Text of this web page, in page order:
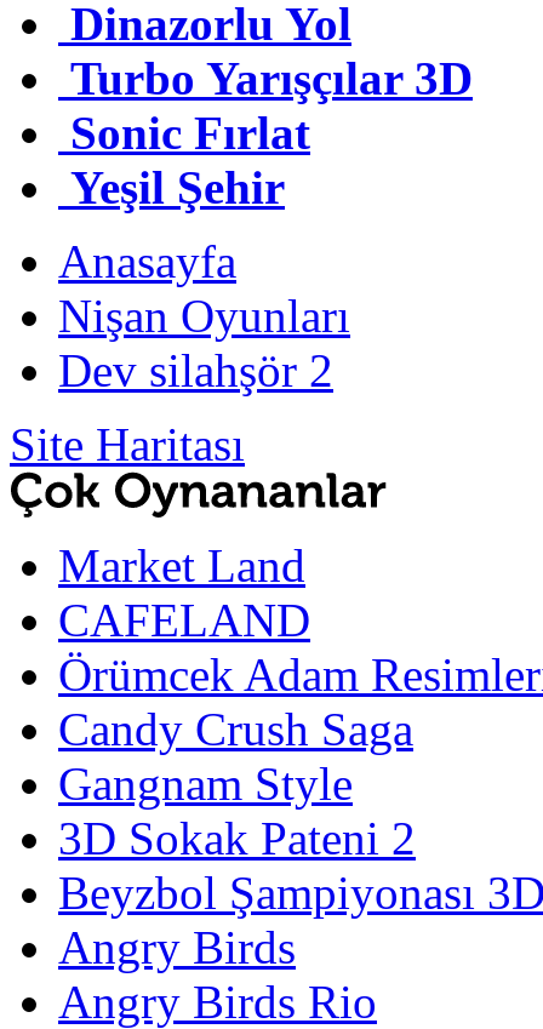
Dinazorlu Yol
Turbo Yarışçılar 3D
Sonic Fırlat
Yeşil Şehir
Anasayfa
Nişan Oyunları
Dev silahşör 2
Site Haritası
Market Land
CAFELAND
Örümcek Adam
Candy Crush Saga
Gangnam Style
3D Sokak Pateni 2
Beyzbol Şampiyonası
Angry Birds
Angry Birds Rio